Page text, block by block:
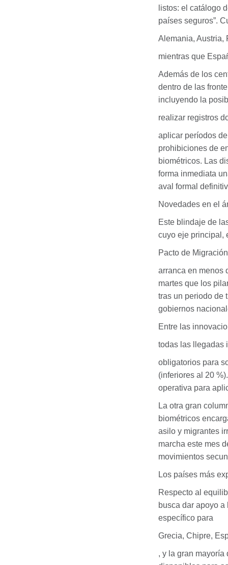
listos: el catálogo
países seguros”.
Alemania, Austria,
mientras que
Además de los
dentro de las
incluyendo la
realizar registros
aplicar períodos
prohibiciones de
biométricos. Las
forma inmediata
aval formal
Novedades en el
Este blindaje de
cuyo eje principal,
Pacto de
arranca en menos
martes que los
tras un periodo de
gobiernos
Entre las
todas las llegadas
obligatorios para
(inferiores al 20
operativa para
La otra gran
biométricos
asilo y migrantes
marcha este mes
movimientos
Los países más
Respecto al
busca dar apoyo
específico para
Grecia, Chipre,
, y la gran